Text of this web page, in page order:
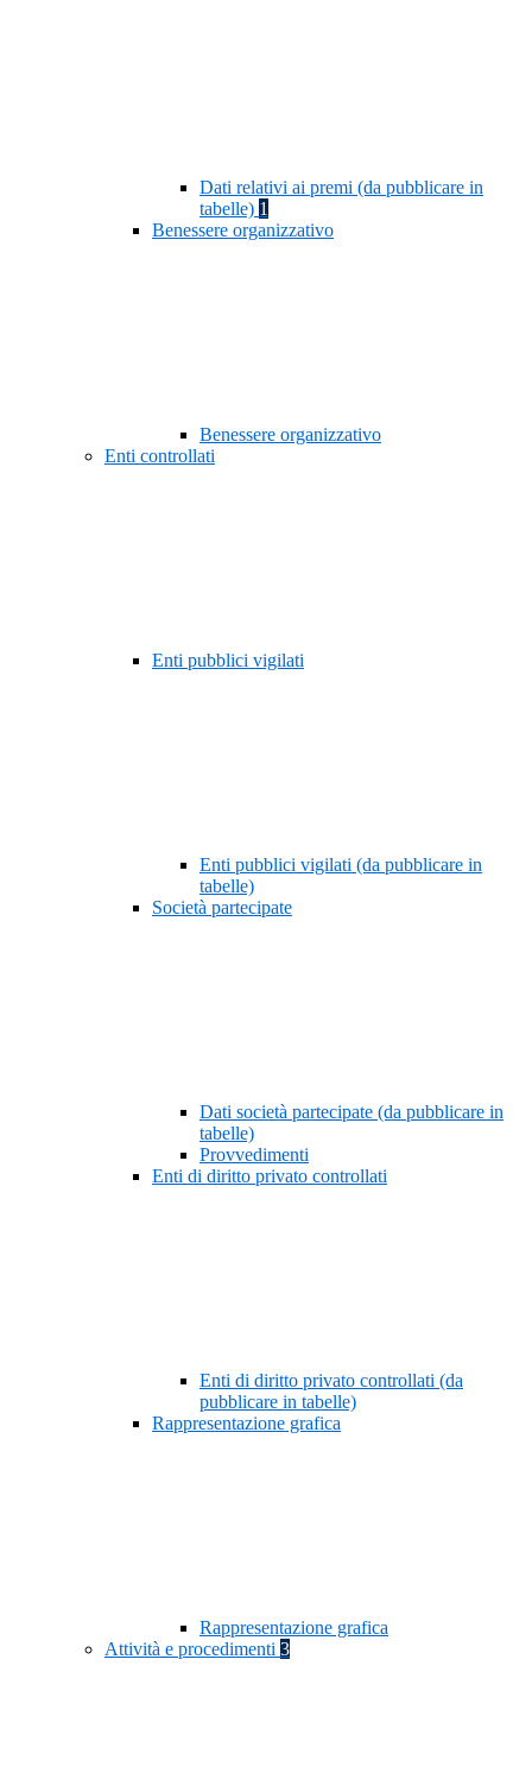
Dati relativi ai premi (da pubblicare in
tabelle) 1
Benessere organizzativo
Benessere organizzativo
Enti controllati
Enti pubblici vigilati
Enti pubblici vigilati (da pubblicare in
tabelle)
Società partecipate
Dati società partecipate (da pubblicare in
tabelle)
Provvedimenti
Enti di diritto privato controllati
Enti di diritto privato controllati (da
pubblicare in tabelle)
Rappresentazione grafica
Rappresentazione grafica
Attività e procedimenti 3